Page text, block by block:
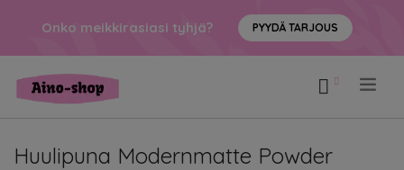
Onko meikkirasiasi tyhjä? PYYDÄ TARJOUS
Huulipuna Modernmatte Powder